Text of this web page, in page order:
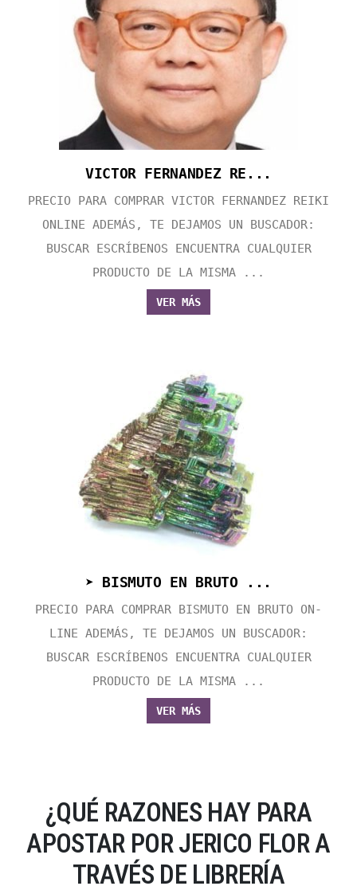
VICTOR FERNANDEZ RE...
PRECIO PARA COMPRAR VICTOR FERNANDEZ REIKI
ONLINE ADEMÁS, TE DEJAMOS UN BUSCADOR:
BUSCAR ESCRÍBENOS ENCUENTRA CUALQUIER
PRODUCTO DE LA MISMA ...
VER MÁS
➤ BISMUTO EN BRUTO ...
PRECIO PARA COMPRAR BISMUTO EN BRUTO ON-
LINE ADEMÁS, TE DEJAMOS UN BUSCADOR:
BUSCAR ESCRÍBENOS ENCUENTRA CUALQUIER
PRODUCTO DE LA MISMA ...
VER MÁS
¿QUÉ RAZONES HAY PARA
APOSTAR POR JERICO FLOR A
TRAVÉS DE LIBRERÍA